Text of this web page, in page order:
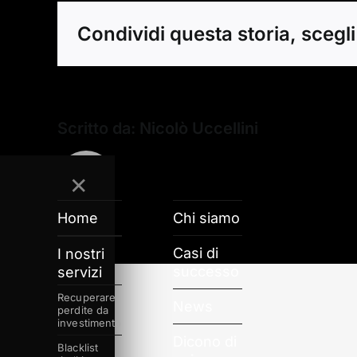
un
Condividi questa storia,
✕
Home
I nostri
servizi
Recuperare
perdite da
investimento
Blacklist
Chi siamo
Casi di